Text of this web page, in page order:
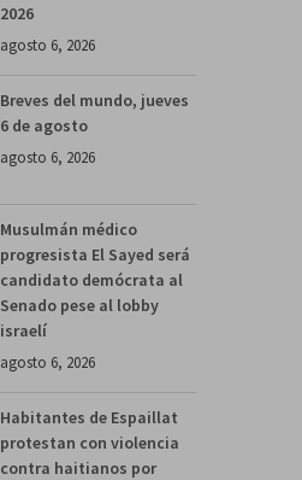
2026
agosto 6, 2026
Breves del mundo, jueves
6 de agosto
agosto 6, 2026
Musulmán médico
progresista El Sayed será
candidato demócrata al
Senado pese al lobby
israelí
agosto 6, 2026
Habitantes de Espaillat
protestan con violencia
contra haitianos por